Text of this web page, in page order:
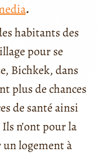
.
habitants des
pour se
Bichkek, dans
plus de chances
de santé ainsi
n’ont pour la
un logement à